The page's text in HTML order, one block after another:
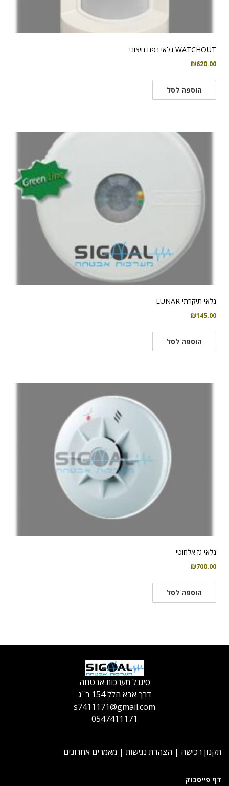
WATCHOUT גלאי נפח חיצוני
₪620.00
הוספה לסל
גלאי תיקרתי LUNAR
₪145.00
הוספה לסל
גלאי גז אלחוטי
₪700.00
הוספה לסל
סיגנל מערכות אבטחה
דרך אבא הלל 154 ר''ג
s7411171@gmail.com
0547411171
תקנון רכישה | הצהרת נגישות | מאמרים אחרונים
דף פייסבוק